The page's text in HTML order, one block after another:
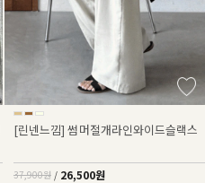
[린넨느낌] 썸머절개라인와이드슬랙스
37,900원 / 26,500원